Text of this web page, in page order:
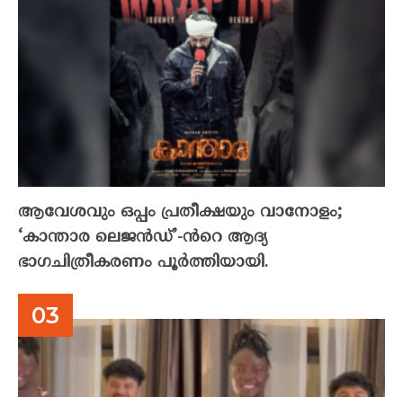
ആവേശവും ഒപ്പം പ്രതീക്ഷയും വാനോളം;
‘കാന്താര ലെജൻഡ്’-ൻറെ ആദ്യ
ഭാഗചിത്രീകരണം പൂർത്തിയായി.